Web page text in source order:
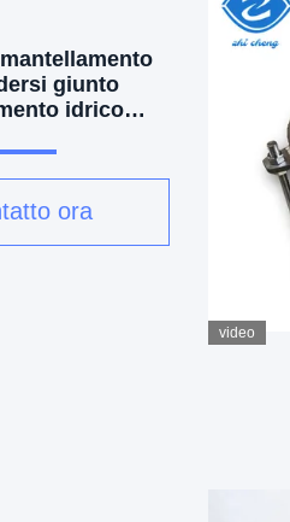
giunto
idrico
doppia
ora
video